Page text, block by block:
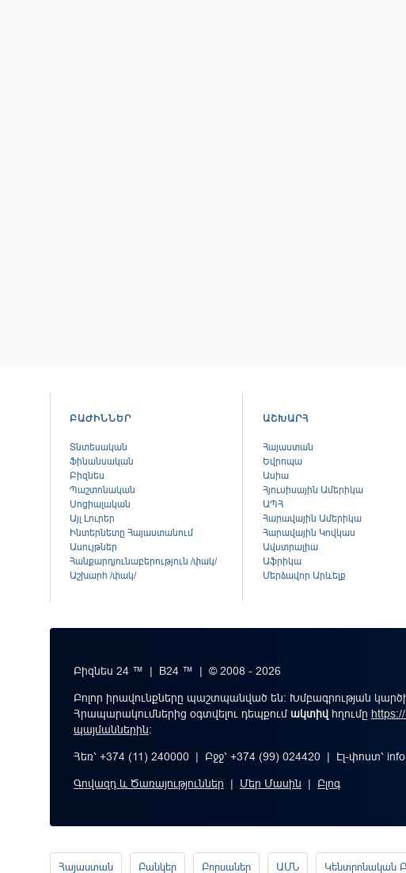
ԲԱԺԻՆՆԵՐ
Տնտեսական
Ֆինանսական
Բիզնես
Պաշտոնական
Սոցիալական
Այլ Լուրեր
Ինտերնետը Հայաստանում
Ասույթներ
Հանքարդյունաբերություն /փակ/
Աշխարհ /փակ/
ԱՇԽԱՐՀ
Հայաստան
Եվրոպա
Ասիա
Հյուսիսային Ամերիկա
ԱՊՀ
Հարավային Ամերիկա
Հարավային Կովկաս
Ավստրալիա
Աֆրիկա
Մերձավոր Արևելք
Բիզնես 24 ™ | B24 ™ | © 2008 - 2026
Բոլոր իրավունքները պաշտպանված են: Խմբագրության
Հրապարակումներից օգտվելու դեպքումակտիվ հղումը
պայմաններին։
Հեռ՝ +374 (11) 240000 | Բջջ՝ +374 (99) 024420 | Էլ-փոստ՝
Գովազդ և Ծառայություններ | Մեր Մասին | Բլոգ
Հայաստան Բանկեր Բորսաներ ԱՄՆ Կենտրոնական